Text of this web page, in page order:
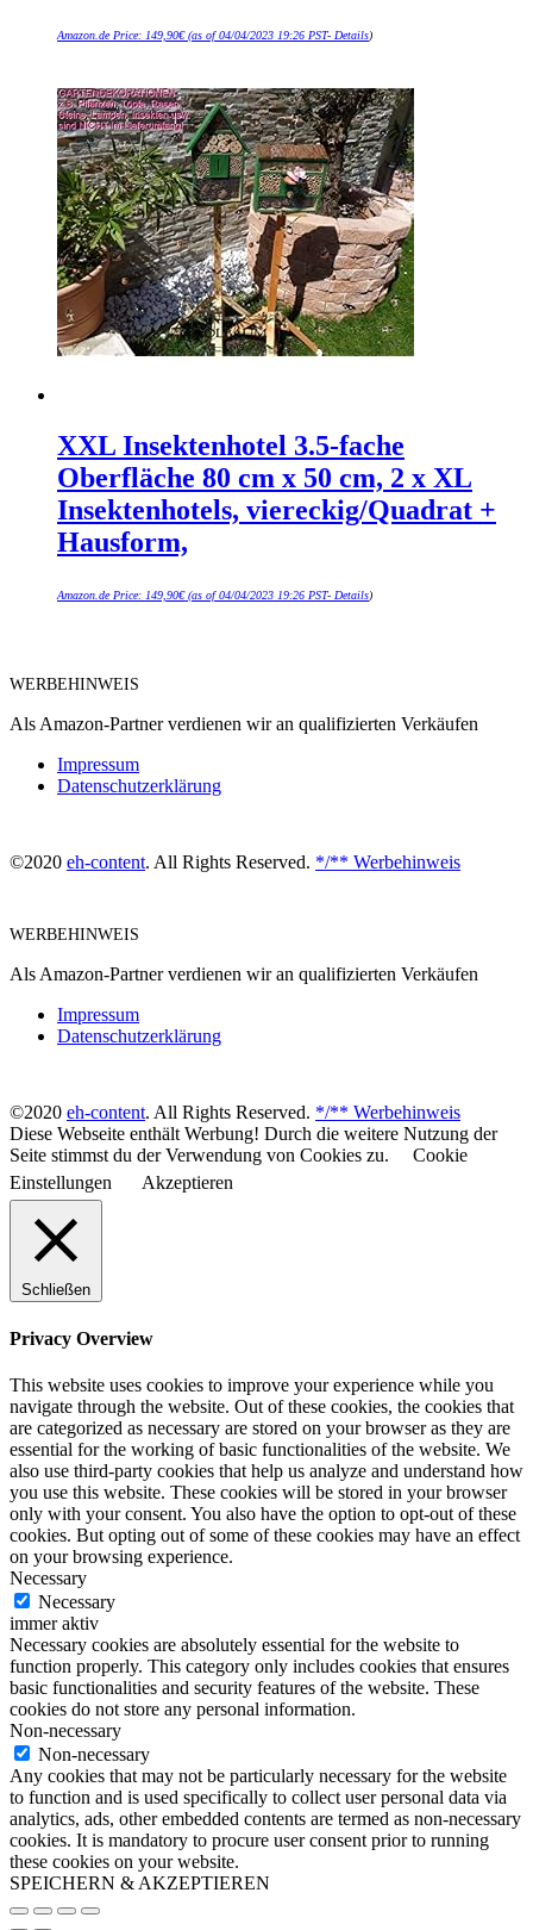
Amazon.de Price: 149,90€(as of 04/04/2023 19:26 PST- Details)
XXL Insektenhotel 3.5-fache
Oberfläche 80 cm x 50 cm, 2 x XL
Insektenhotels, viereckig/Quadrat +
Hausform,
Amazon.de Price: 149,90€(as of 04/04/2023 19:26 PST- Details)
WERBEHINWEIS
Als Amazon-Partner verdienen wir an qualifizierten Verkäufen
Impressum
Datenschutzerklärung
©2020 eh-content. All Rights Reserved. */** Werbehinweis
WERBEHINWEIS
Als Amazon-Partner verdienen wir an qualifizierten Verkäufen
Impressum
Datenschutzerklärung
©2020 eh-content. All Rights Reserved. */** Werbehinweis
Diese Webseite enthält Werbung! Durch die weitere Nutzung der
Seite stimmst du der Verwendung von Cookies zu.
Cookie
Einstellungen
Akzeptieren
Schließen
Privacy Overview
This website uses cookies to improve your experience while you
navigate through the website. Out of these cookies, the cookies that
are categorized as necessary are stored on your browser as they are
essential for the working of basic functionalities of the website. We
also use third-party cookies that help us analyze and understand how
you use this website. These cookies will be stored in your browser
only with your consent. You also have the option to opt-out of these
cookies. But opting out of some of these cookies may have an effect
on your browsing experience.
Necessary
Necessary
immer aktiv
Necessary cookies are absolutely essential for the website to
function properly. This category only includes cookies that ensures
basic functionalities and security features of the website. These
cookies do not store any personal information.
Non-necessary
Non-necessary
Any cookies that may not be particularly necessary for the website
to function and is used specifically to collect user personal data via
analytics, ads, other embedded contents are termed as non-necessary
cookies. It is mandatory to procure user consent prior to running
these cookies on your website.
SPEICHERN & AKZEPTIEREN